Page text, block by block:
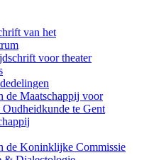
van het
voor theater
de Maatschappij voor
Oudheidkunde te Gent
de Koninklijke Commissie